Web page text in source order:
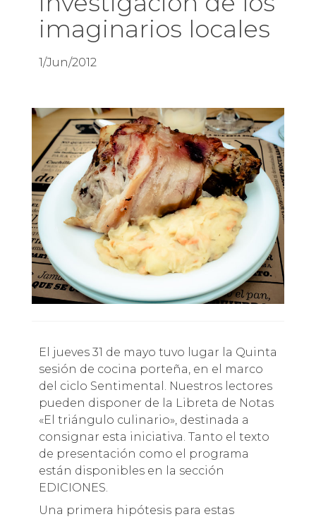
imaginarios locales
1/Jun/2012
El jueves 31 de mayo tuvo lugar la Quinta
sesión de cocina porteña, en el marco
del ciclo Sentimental. Nuestros lectores
pueden disponer de la Libreta de Notas
«El triángulo culinario», destinada a
consignar esta iniciativa. Tanto el texto
de presentación como el programa
están disponibles en la sección
EDICIONES.
Una primera hipótesis para estas